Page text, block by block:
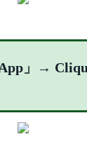
」→